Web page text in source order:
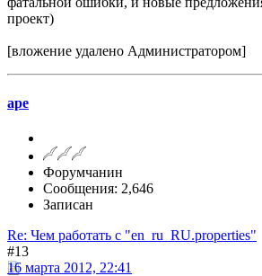
проект)
[вложение удалено Администратором]
ape
Форумчанин
Сообщения: 2,646
Записан
Re: Чем работать с "en_ru_RU.properties"
#13
16 марта 2012, 22:41